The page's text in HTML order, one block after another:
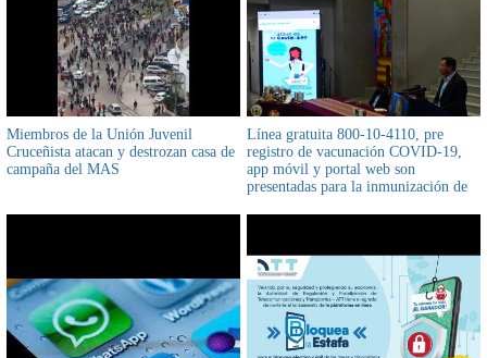
Miembros de la Unión Juvenil
Cruceñista atacan y destrozan casa de
campaña del MAS
Línea gratuita 800-10-4110, pre
registro de vacunación COVID-19,
app móvil y portal web son
presentadas para la inmunización de